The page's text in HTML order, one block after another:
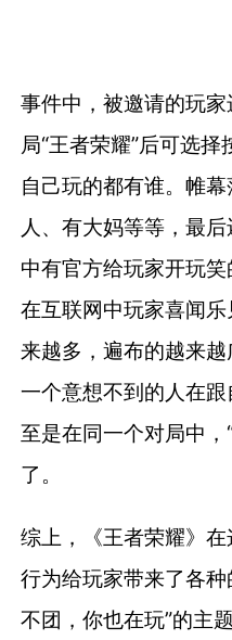
事件中，被邀请的玩
局“王者荣耀”后可选
自己玩的都有谁。帷
人、有大妈等等，最
中有官方给玩家开玩
在互联网中玩家喜闻
来越多，遍布的越来
一个意想不到的人在
至是在同一个对局中，
了。
综上，《王者荣耀》
行为给玩家带来了各
不团，你也在玩”的主